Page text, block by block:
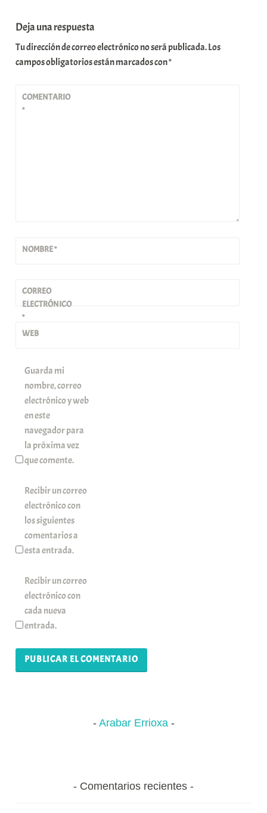
Deja una respuesta
Tu dirección de correo electrónico no será publicada.Los
campos obligatorios están marcados con*
COMENTARIO
*
NOMBRE*
CORREO
ELECTRÓNICO
*
WEB
Guarda mi
nombre, correo
electrónico y web
en este
navegador para
la próxima vez
que comente.
Recibir un correo
electrónico con
los siguientes
comentarios a
esta entrada.
Recibir un correo
electrónico con
cada nueva
entrada.
Arabar Errioxa
Comentarios recientes